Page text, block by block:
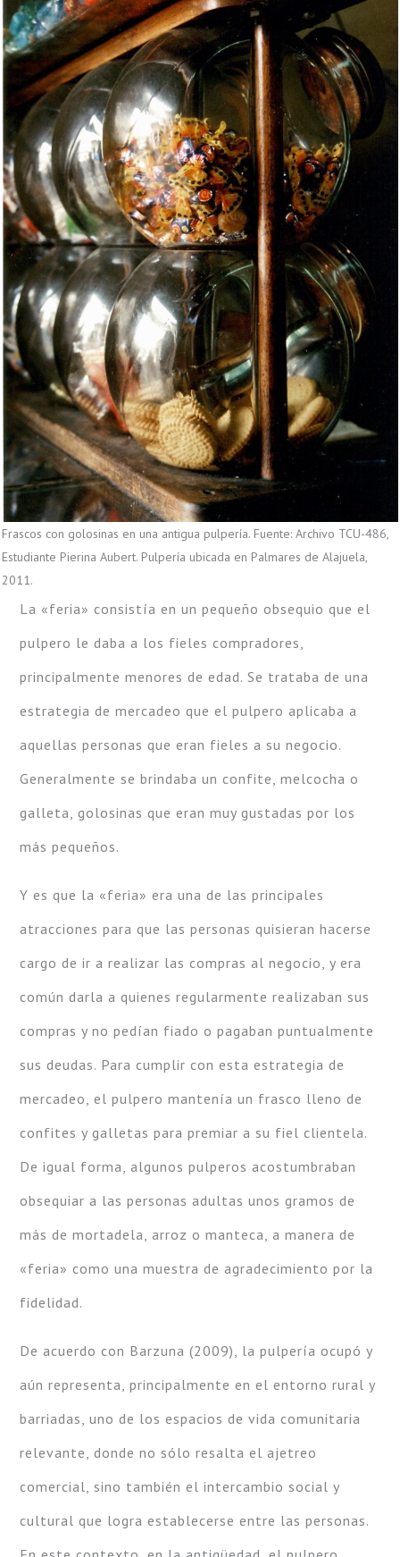
Frascos con golosinas en una antigua pulpería. Fuente: Archivo TCU-486,
Estudiante Pierina Aubert. Pulpería ubicada en Palmares de Alajuela,
2011.
La «feria» consistía en un pequeño obsequio que el
pulpero le daba a los fieles compradores,
principalmente menores de edad. Se trataba de una
estrategia de mercadeo que el pulpero aplicaba a
aquellas personas que eran fieles a su negocio.
Generalmente se brindaba un confite, melcocha o
galleta, golosinas que eran muy gustadas por los
más pequeños.
Y es que la «feria» era una de las principales
atracciones para que las personas quisieran hacerse
cargo de ir a realizar las compras al negocio, y era
común darla a quienes regularmente realizaban sus
compras y no pedían fiado o pagaban puntualmente
sus deudas. Para cumplir con esta estrategia de
mercadeo, el pulpero mantenía un frasco lleno de
confites y galletas para premiar a su fiel clientela.
De igual forma, algunos pulperos acostumbraban
obsequiar a las personas adultas unos gramos de
más de mortadela, arroz o manteca, a manera de
«feria» como una muestra de agradecimiento por la
fidelidad.
De acuerdo con Barzuna (2009), la pulpería ocupó y
aún representa, principalmente en el entorno rural y
barriadas, uno de los espacios de vida comunitaria
relevante, donde no sólo resalta el ajetreo
comercial, sino también el intercambio social y
cultural que logra establecerse entre las personas.